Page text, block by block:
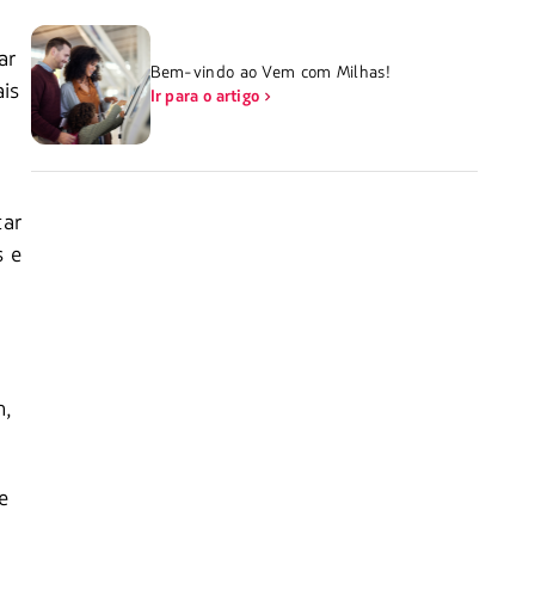
e
Bem-vindo ao Vem com Milhas!
Ir para o artigo